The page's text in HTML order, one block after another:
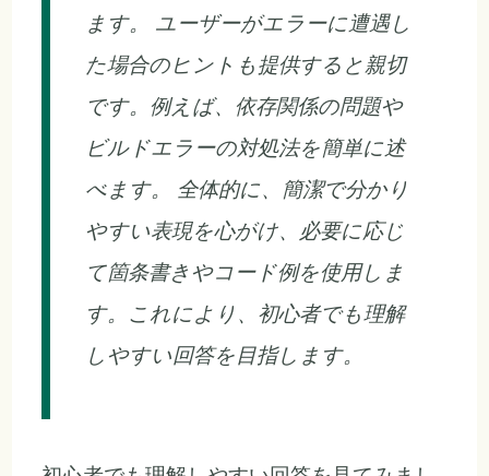
ます。 ユーザーがエラーに遭遇し
た場合のヒントも提供すると親切
です。例えば、依存関係の問題や
ビルドエラーの対処法を簡単に述
べます。 全体的に、簡潔で分かり
やすい表現を心がけ、必要に応じ
て箇条書きやコード例を使用しま
す。これにより、初心者でも理解
しやすい回答を目指します。